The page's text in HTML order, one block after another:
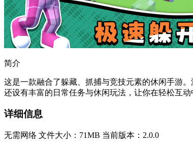
简介
这是一款融合了躲藏、抓捕与竞技元素的休闲手游
还设有丰富的日常任务与休闲玩法，让你在轻松互
详细信息
无需网络 文件大小：71MB 当前版本：2.0.0